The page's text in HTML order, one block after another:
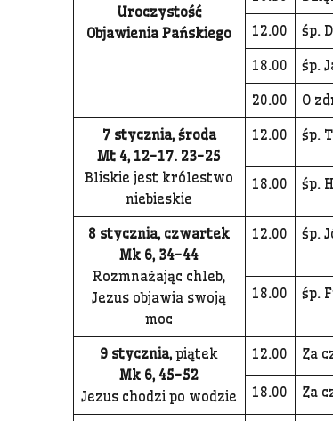
Uroczystość
Objawienia Pańskiego
12.00 śp.
18.00 śp.
20.00 O
7 stycznia, środa
Mt 4, 12-17. 23-25
Bliskie jest królestwo
niebieskie
12.00 śp.
18.00 śp.
8 stycznia, czwartek
Mk 6, 34-44
Rozmnażając chleb,
Jezus objawia swoją
moc
12.00 śp.
18.00 śp.
9 stycznia, piątek
Mk 6, 45-52
Jezus chodzi po wodzie
12.00 Za
18.00 Za